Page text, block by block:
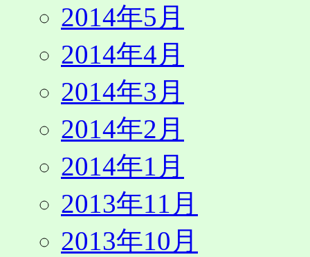
2014年5月
2014年4月
2014年3月
2014年2月
2014年1月
2013年11月
2013年10月